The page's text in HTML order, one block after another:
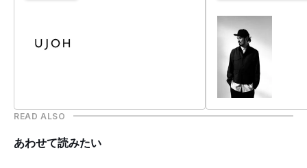
READ ALSO
あわせて読みたい